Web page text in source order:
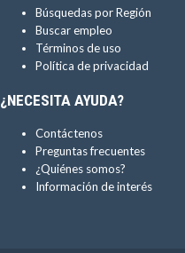
Búsquedas por Región
Buscar empleo
Términos de uso
Política de privacidad
¿NECESITA AYUDA?
Contáctenos
Preguntas frecuentes
¿Quiénes somos?
Información de interés